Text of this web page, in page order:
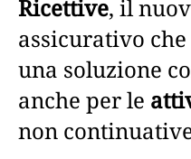
Ricettive, il
assicurativo
una soluzione
anche per le
non